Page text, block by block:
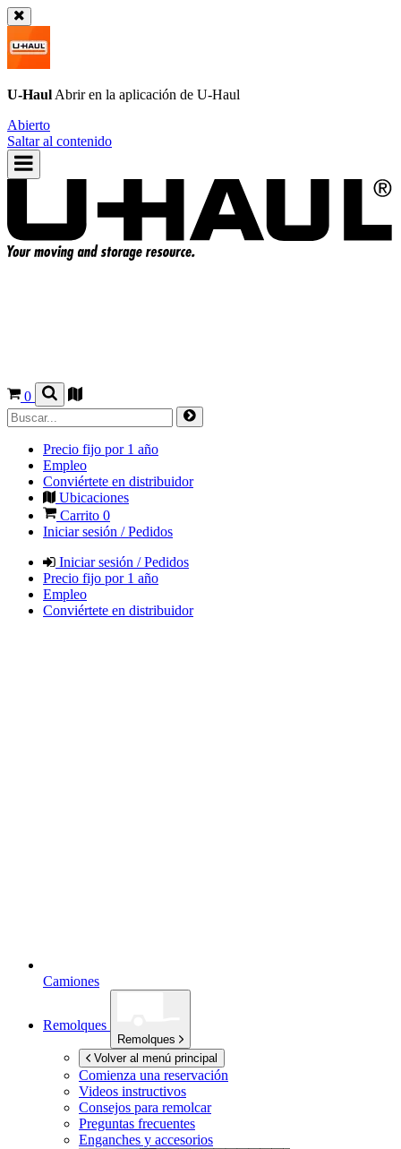
U-Haul Abrir en la aplicación de U-Haul
Abierto
Saltar al contenido
0
Precio fijo por 1 año
Empleo
Conviértete en distribuidor
Ubicaciones
Carrito 0
Iniciar sesión / Pedidos
Iniciar sesión / Pedidos
Precio fijo por 1 año
Empleo
Conviértete en distribuidor
Camiones
Remolques
Remolques
Volver al menú principal
Comienza una reservación
Videos instructivos
Consejos para remolcar
Preguntas frecuentes
Enganches y accesorios